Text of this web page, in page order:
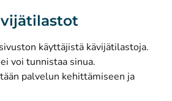
käyttäjistä kävijätilastoja.
voi tunnistaa sinua.
palvelun kehittämiseen ja
välilehteen)